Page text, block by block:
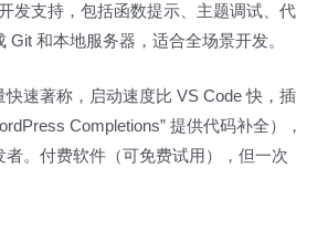
发支持，包括函数提示、主题调试、代
Git 和本地服务器，适合全场景开发。
快速著称，启动速度比 VS Code 快，插
Completions” 提供代码补全），
者。付费软件（可免费试用），但一次